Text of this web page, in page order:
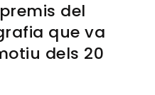
del
que va
dels 20